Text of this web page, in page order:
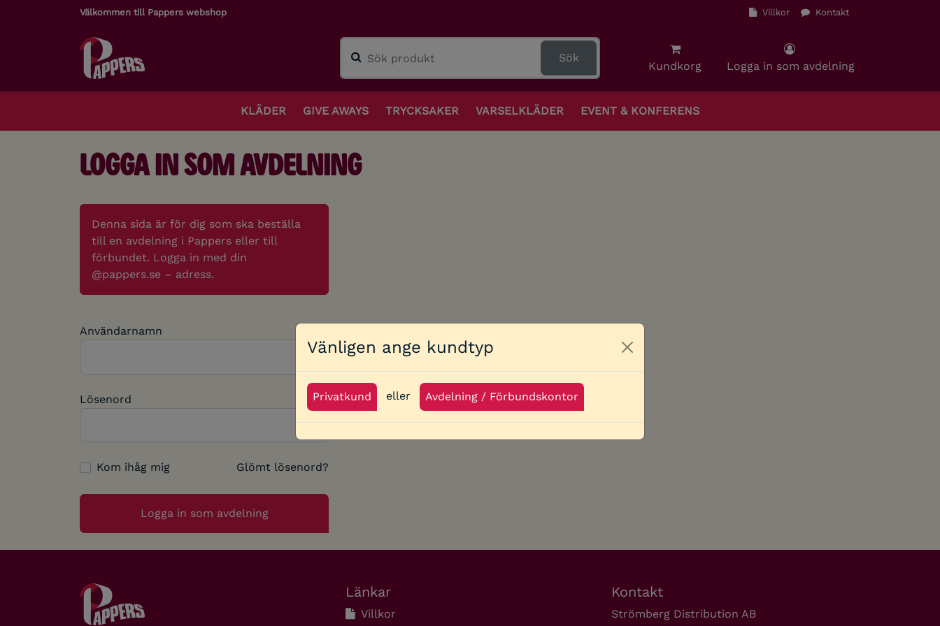
Vänligen ange kundtyp Close
Privatkund eller Avdelning / Förbundskontor
Välkommen till Pappers webshop Villkor Kontakt
Sök
Kundkorg Logga in som avdelning
KLÄDER GIVE AWAYS TRYCKSAKER VARSELKLÄDER EVENT & KONFERENS
Logga in som avdelning
Denna sida är för dig som ska beställa
till en avdelning i Pappers eller till
förbundet. Logga in med din
@pappers.se – adress.
Användarnamn
Lösenord
Kom ihåg mig Glömt lösenord?
Logga in som avdelning
Länkar
Villkor
Kontakt
Strömberg Distribution AB